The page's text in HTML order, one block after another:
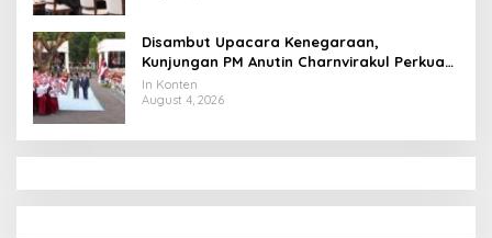
Disambut Upacara Kenegaraan,
Kunjungan PM Anutin Charnvirakul Perkuat
Hubungan Indonesia-Thailand
In Konten
August 4, 2026